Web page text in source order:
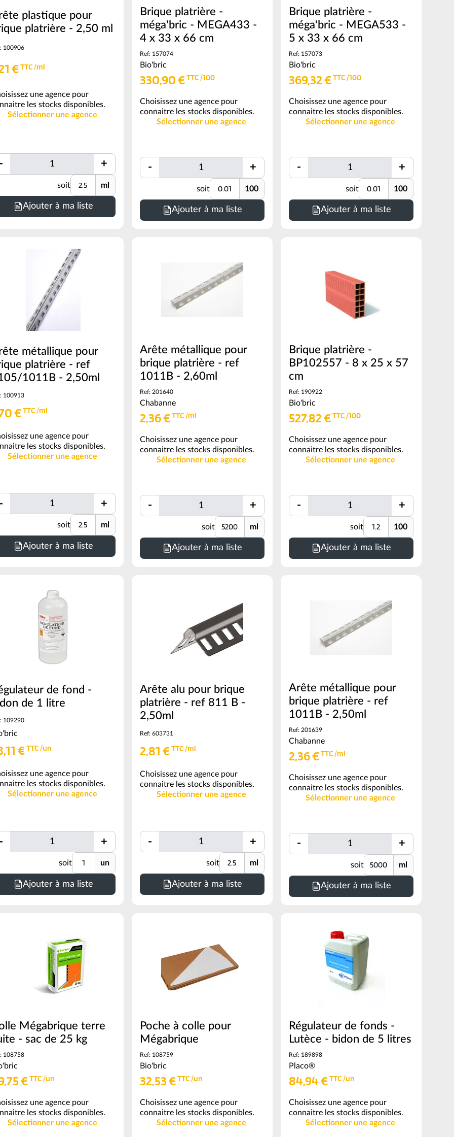
plastique pour
platrière - 2,50 ml
100906
€TTC /ml
une agence pour
les stocks disponibles.
Sélectionner une agence
Quantité
- Quantité +
soit Unité ml
Ajouter à ma liste
Brique platrière -
méga'bric - MEGA433 -
4 x 33 x 66 cm
Ref: 157074
Bio'bric
330,90 €TTC /100
Choisissez une agence pour
connaitre les stocks disponibles.
Sélectionner une agence
Quantité
- Quantité +
soit Unité 100
Ajouter à ma liste
commande
Brique platrière -
méga'bric - MEGA533 -
5 x 33 x 66 cm
Ref: 157073
Bio'bric
369,32 €TTC /100
Choisissez une agence pour
connaitre les stocks disponibles.
Sélectionner une agence
Quantité
- Quantité +
soit Unité 100
Ajouter à ma liste
commande
conditionnement)
métallique pour
platrière - ref
1011B - 2,50ml
100913
€TTC /ml
une agence pour
les stocks disponibles.
Sélectionner une agence
- Quantité +
soit Unité ml
Ajouter à ma liste
Arête métallique pour
brique platrière - ref
1011B - 2,60ml
Ref: 201640
Chabanne
2,36 €TTC /ml
Choisissez une agence pour
connaitre les stocks disponibles.
Sélectionner une agence
Quantité
- Quantité +
soit Unité ml
Ajouter à ma liste
commande
Brique platrière -
BP102557 - 8 x 25 x 57
cm
Ref: 190922
Bio'bric
527,82 €TTC /100
Choisissez une agence pour
connaitre les stocks disponibles.
Sélectionner une agence
Quantité
- Quantité +
soit Unité 100
Ajouter à ma liste
commande
de fond -
de 1 litre
109290
€TTC /un
une agence pour
les stocks disponibles.
Sélectionner une agence
Quantité
- Quantité +
soit Unité un
Ajouter à ma liste
Arête alu pour brique
platrière - ref 811 B -
2,50ml
Ref: 603731
2,81 €TTC /ml
Choisissez une agence pour
connaitre les stocks disponibles.
Sélectionner une agence
- Quantité +
soit Unité ml
Ajouter à ma liste
commande
conditionnement)
Arête métallique pour
brique platrière - ref
1011B - 2,50ml
Ref: 201639
Chabanne
2,36 €TTC /ml
Choisissez une agence pour
connaitre les stocks disponibles.
Sélectionner une agence
Quantité
- Quantité +
soit Unité ml
Ajouter à ma liste
commande
conditionnement)
Mégabrique terre
- sac de 25 kg
108758
€TTC /un
une agence pour
les stocks disponibles.
Sélectionner une agence
Poche à colle pour
Mégabrique
Ref: 108759
Bio'bric
32,53 €TTC /un
Choisissez une agence pour
connaitre les stocks disponibles.
Sélectionner une agence
Régulateur de fonds -
Lutèce - bidon de 5 litres
Ref: 189898
Placo®
84,94 €TTC /un
Choisissez une agence pour
connaitre les stocks disponibles.
Sélectionner une agence